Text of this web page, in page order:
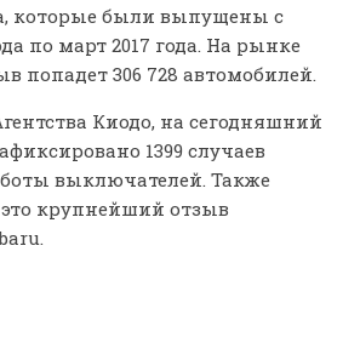
которые были выпущены с
по март 2017 года. На рынке
попадет 306 728 автомобилей.
Киодо, на сегодняшний
1399 случаев
выключателей. Также
это крупнейший отзыв